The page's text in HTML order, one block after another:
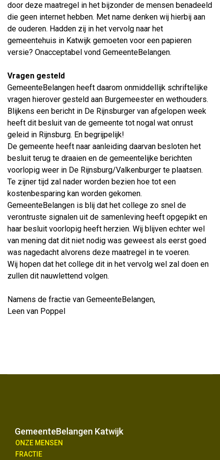
door deze maatregel in het bijzonder de mensen benadeeld
die geen internet hebben. Met name denken wij hierbij aan
de ouderen. Hadden zij in het vervolg naar het
gemeentehuis in Katwijk gemoeten voor een papieren
versie? Onacceptabel vond GemeenteBelangen.
Vragen gesteld
GemeenteBelangen heeft daarom onmiddellijk schriftelijke
vragen hierover gesteld aan Burgemeester en wethouders.
Blijkens een bericht in De Rijnsburger van afgelopen week
heeft dit besluit van de gemeente tot nogal wat onrust
geleid in Rijnsburg. En begrijpelijk!
De gemeente heeft naar aanleiding daarvan besloten het
besluit terug te draaien en de gemeentelijke berichten
voorlopig weer in De Rijnsburg/Valkenburger te plaatsen.
Te zijner tijd zal nader worden bezien hoe tot een
kostenbesparing kan worden gekomen.
GemeenteBelangen is blij dat het college zo snel de
verontruste signalen uit de samenleving heeft opgepikt en
haar besluit voorlopig heeft herzien. Wij blijven echter wel
van mening dat dit niet nodig was geweest als eerst goed
was nagedacht alvorens deze maatregel in te voeren.
Wij hopen dat het college dit in het vervolg wel zal doen en
zullen dit nauwlettend volgen.
Namens de fractie van GemeenteBelangen,
Leen van Poppel
GemeenteBelangen Katwijk
ONZE MENSEN
FRACTIE